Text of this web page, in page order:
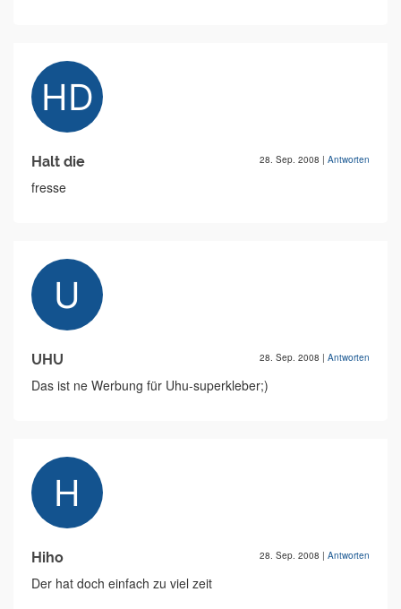
Halt die 28. Sep. 2008 | Antworten
fresse
UHU 28. Sep. 2008 | Antworten
Das ist ne Werbung für Uhu-superkleber;)
Hiho 28. Sep. 2008 | Antworten
Der hat doch einfach zu viel zeit